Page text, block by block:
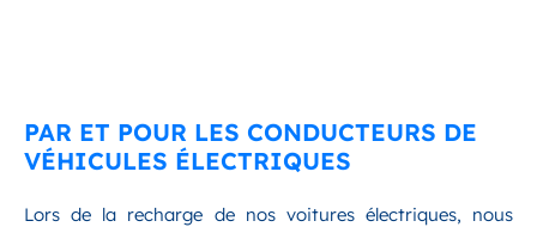
PAR ET POUR LES CONDUCTEURS DE
VÉHICULES ÉLECTRIQUES
Lors de la recharge de nos voitures électriques, nous